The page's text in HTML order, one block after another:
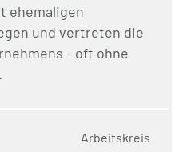
ehemaligen
und vertreten die
- oft ohne
Arbeitskreis